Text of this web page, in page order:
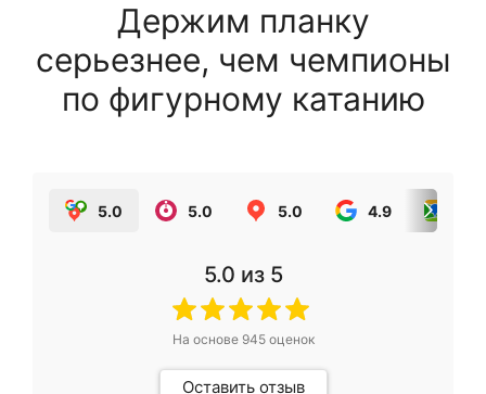
Держим планку
серьезнее, чем чемпионы
по фигурному катанию
5.0 5.0 5.0 4.9
5.0 из 5
На основе 945оценок
Оставить отзыв